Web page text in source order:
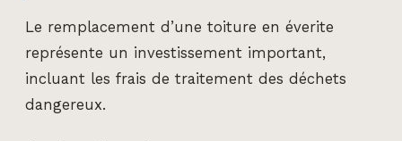
Le remplacement d’une toiture en éverite
représente un investissement important,
incluant les frais de traitement des déchets
dangereux.